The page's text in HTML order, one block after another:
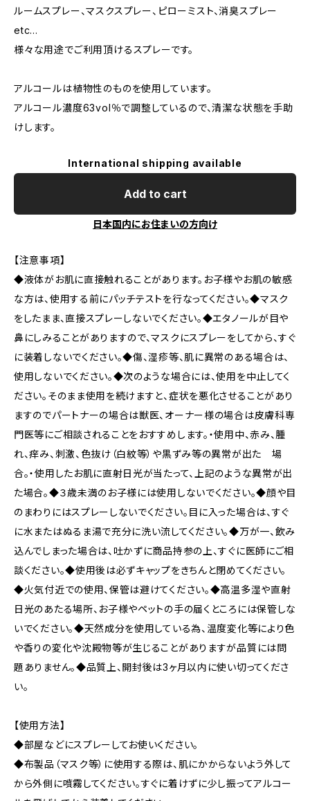
ルームスプレー、マスクスプレー、ピローミスト、消臭スプレー
etc...
様々な用途でご利用頂けるスプレーです。
アルコールは植物性のものを使用しています。
アルコール濃度63vol％で調整しているので、清潔な状態を手助
けします。
International shipping available
Add to cart
日本国内にお住まいの方向け
【注意事項】
◆液体がお肌に直接触れることがあります。お子様やお肌の敏感
な方は、使用する前にパッチテストを行なってください。◆マスク
をしたまま、直接スプレーしないでください。◆エタノールが目や
鼻にしみることがありますので、マスクにスプレーをしてから、すぐ
に装着しないでください。◆傷、湿疹等、肌に異常のある場合は、
使用しないでください。◆次のような場合には、使用を中止してく
ださい。そのまま使用を続けますと、症状を悪化させることがあり
ますのでパートナーの場合は獣医、オーナー様の場合は皮膚科専
門医等にご相談されることをおすすめします。・使用中、赤み、腫
れ、痒み、刺激、色抜け（白紋等）や黒ずみ等の異常が出た 場
合。・使用したお肌に直射日光が当たって、上記のような異常が出
た場合。◆３歳未満のお子様には使用しないでください。◆顔や目
のまわりにはスプレーしないでください。目に入った場合は、すぐ
に水またはぬるま湯で充分に洗い流してください。◆万が一、飲み
込んでしまった場合は、吐かずに商品持参の上、すぐに医師にご相
談ください。◆使用後は必ずキャップをきちんと閉めてください。
◆火気付近での使用、保管は避けてください。◆高温多湿や直射
日光のあたる場所、お子様やペットの手の届くところには保管しな
いでください。◆天然成分を使用している為、温度変化等により色
や香りの変化や沈殿物等が生じることがありますが品質には問
題ありません。◆品質上、開封後は3ヶ月以内に使い切ってくださ
い。
【使用方法】
◆部屋などにスプレーしてお使いください。
◆布製品（マスク等）に使用する際は、肌にかからないよう外して
から外側に噴霧してください。すぐに着けずに少し振ってアルコー